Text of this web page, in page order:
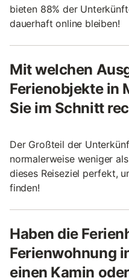
bieten 88% der
dauerhaft online bleiben!
Mit welchen
Ferienobjekte in
Sie im Schnitt
Der Großteil der
normalerweise weniger
dieses Reiseziel perfekt,
finden!
Haben die
Ferienwohnung
einen Kamin